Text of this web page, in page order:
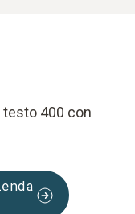
400 con